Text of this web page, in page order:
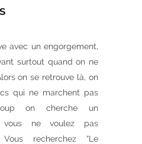
avec un engorgement,
surtout quand on ne
on se retrouve là, on
qui ne marchent pas
on cherche un
vous ne voulez pas
recherchez “Le